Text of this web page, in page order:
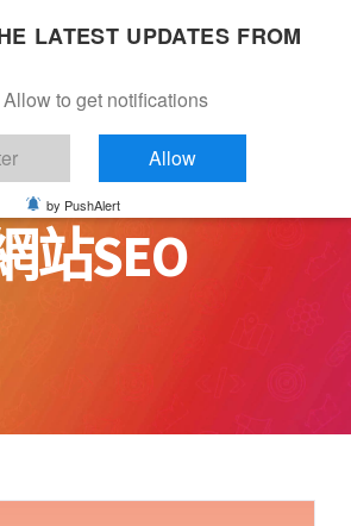
站SEO
LATEST UPDATES FROM
to get notifications
Allow
by PushAlert